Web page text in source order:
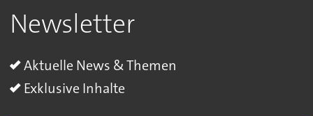
Newsletter
Aktuelle News & Themen
Exklusive Inhalte